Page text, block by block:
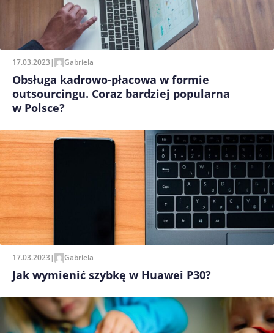
17.03.2023| Gabriela
Obsługa kadrowo-płacowa w formie
outsourcingu. Coraz bardziej popularna
w Polsce?
17.03.2023| Gabriela
Jak wymienić szybkę w Huawei P30?